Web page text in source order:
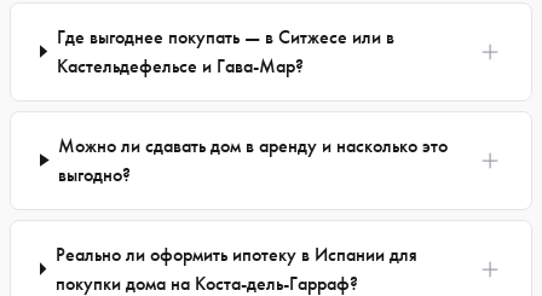
Где выгоднее покупать — в Ситжесе или в
Кастельдефельсе и Гава-Мар?
Можно ли сдавать дом в аренду и насколько это
выгодно?
Реально ли оформить ипотеку в Испании для
покупки дома на Коста-дель-Гарраф?